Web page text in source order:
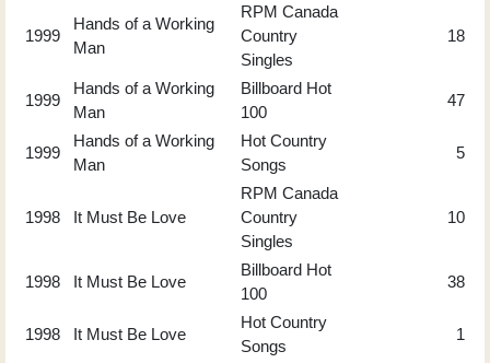
1999
Hands of a Working
Man
RPM Canada
Country
Singles
18
1999
Hands of a Working
Man
Billboard Hot
100
47
1999
Hands of a Working
Man
Hot Country
Songs
5
1998 It Must Be Love
RPM Canada
Country
Singles
10
1998 It Must Be Love
Billboard Hot
100
38
1998 It Must Be Love
Hot Country
Songs
1